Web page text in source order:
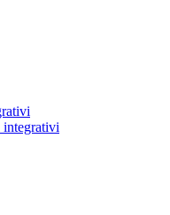
integrativi